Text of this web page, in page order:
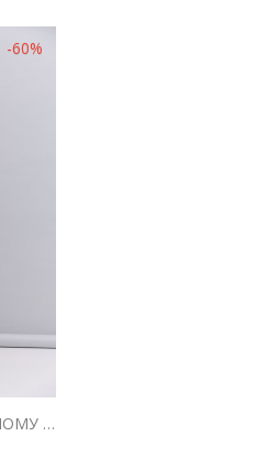
-60%
ЛІТНЯ СУКНЯ В БІЛИЗНЯНОМУ СТИЛІ ОЛИВКОВА З ТРЬОМА БРЕТЕЛЯМИ